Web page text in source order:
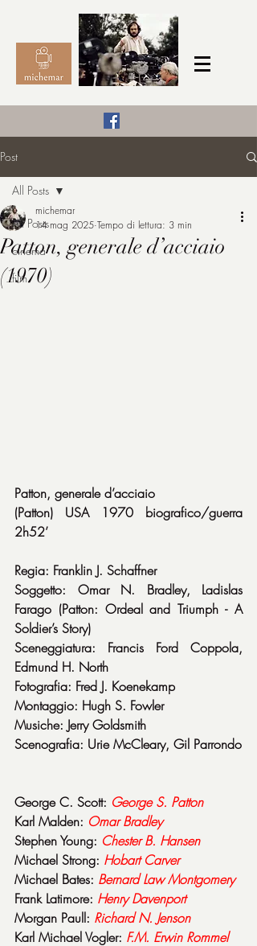
michemar
Post
All Posts
cinema
film
All Posts
Patton, generale d’acciaio
(1970)
michemar
14 mag 2025 Tempo di lettura: 3 min
Patton, generale d’acciaio
(Patton) USA 1970 biografico/guerra
2h52’
Regia: Franklin J. Schaffner
Soggetto: Omar N. Bradley, Ladislas
Farago (Patton: Ordeal and Triumph - A
Soldier’s Story)
Sceneggiatura: Francis Ford Coppola,
Edmund H. North
Fotografia: Fred J. Koenekamp
Montaggio: Hugh S. Fowler
Musiche: Jerry Goldsmith
Scenografia: Urie McCleary, Gil Parrondo
George C. Scott: George S. Patton
Karl Malden: Omar Bradley
Stephen Young: Chester B. Hansen
Michael Strong: Hobart Carver
Michael Bates: Bernard Law Montgomery
Frank Latimore: Henry Davenport
Morgan Paull: Richard N. Jenson
Karl Michael Vogler: F.M. Erwin Rommel